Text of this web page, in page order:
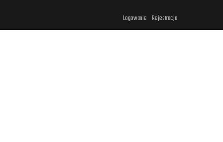
Logowanie Rejestracja